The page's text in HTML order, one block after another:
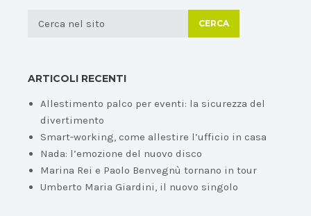
CERCA
ARTICOLI RECENTI
Allestimento palco per eventi: la sicurezza del
divertimento
Smart-working, come allestire l’ufficio in casa
Nada: l’emozione del nuovo disco
Marina Rei e Paolo Benvegnù tornano in tour
Umberto Maria Giardini, il nuovo singolo